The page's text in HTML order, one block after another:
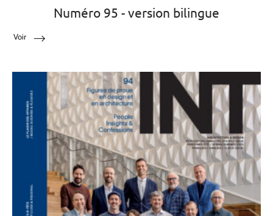
Numéro 95 - version bilingue
Voir